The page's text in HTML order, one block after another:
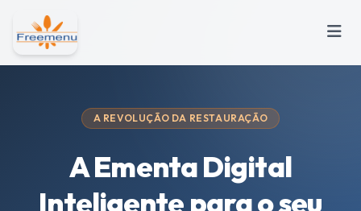
A REVOLUÇÃO DA RESTAURAÇÃO
A Ementa Digital
Inteligente para o seu